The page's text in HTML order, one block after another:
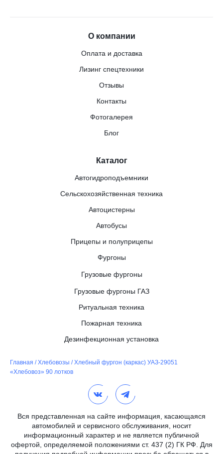
Главная /Хлебовозы /Хлебный фургон (каркас) УАЗ-29051
«Хлебовоз» 90 лотков
О компании
Оплата и доставка
Лизинг спецтехники
Отзывы
Контакты
Фотогалерея
Блог
Каталог
Автогидроподъемники
Сельскохозяйственная техника
Автоцистерны
Автобусы
Прицепы и полуприцепы
Фургоны
Грузовые фургоны
Грузовые фургоны ГАЗ
Ритуальная техника
Пожарная техника
Дезинфекционная установка
Вся представленная на сайте информация, касающаяся
автомобилей и сервисного обслуживания, носит
информационный характер и не является публичной
офертой, определяемой положениями ст. 437 (2) ГК РФ. Для